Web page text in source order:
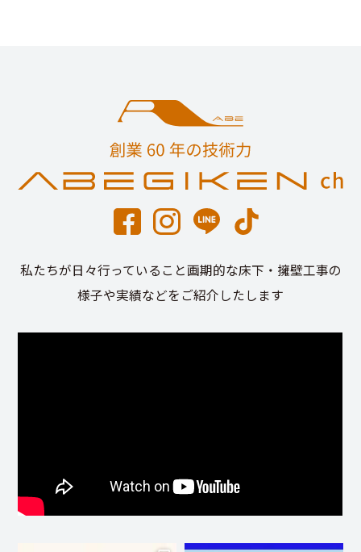
私たちが日々行っていること画期的な床下・擁壁工事の
様子や実績などをご紹介したします